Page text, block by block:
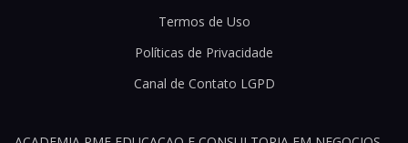
Termos de Uso
Políticas de Privacidade
Canal de Contato LGPD